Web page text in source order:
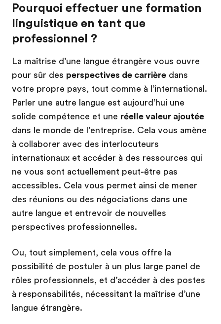
Pourquoi effectuer une formation
linguistique en tant que
professionnel ?
La maîtrise d’une langue étrangère vous ouvre
pour sûr des perspectives de carrière dans
votre propre pays, tout comme à l’international.
Parler une autre langue est aujourd’hui une
solide compétence et une réelle valeur ajoutée
dans le monde de l’entreprise. Cela vous amène
à collaborer avec des interlocuteurs
internationaux et accéder à des ressources qui
ne vous sont actuellement peut-être pas
accessibles. Cela vous permet ainsi de mener
des réunions ou des négociations dans une
autre langue et entrevoir de nouvelles
perspectives professionnelles.
Ou, tout simplement, cela vous offre la
possibilité de postuler à un plus large panel de
rôles professionnels, et d’accéder à des postes
à responsabilités, nécessitant la maîtrise d’une
langue étrangère.